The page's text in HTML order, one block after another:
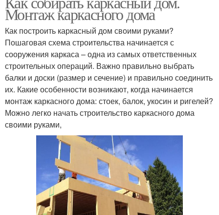
Монтаж каркасного дома
Как построить каркасный дом своими руками?
Пошаговая схема строительства начинается с
сооружения каркаса – одна из самых ответственных
строительных операций. Важно правильно выбрать
балки и доски (размер и сечение) и правильно соединить
их. Какие особенности возникают, когда начинается
монтаж каркасного дома: стоек, балок, укосин и ригелей?
Можно легко начать строительство каркасного дома
своими руками,